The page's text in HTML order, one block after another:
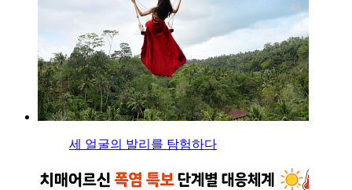
세 얼굴의 발리를 탐험하다